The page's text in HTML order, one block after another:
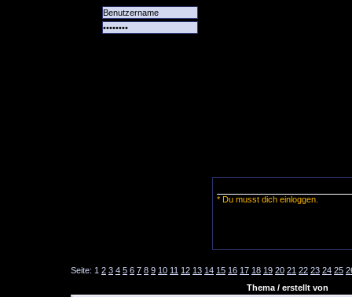
* Du musst dich einloggen.
Seite: 1 2 3 4 5 6 7 8 9 10 11 12 13 14 15 16 17 18 19 20 21 22 23 24 25
Thema / erstellt von